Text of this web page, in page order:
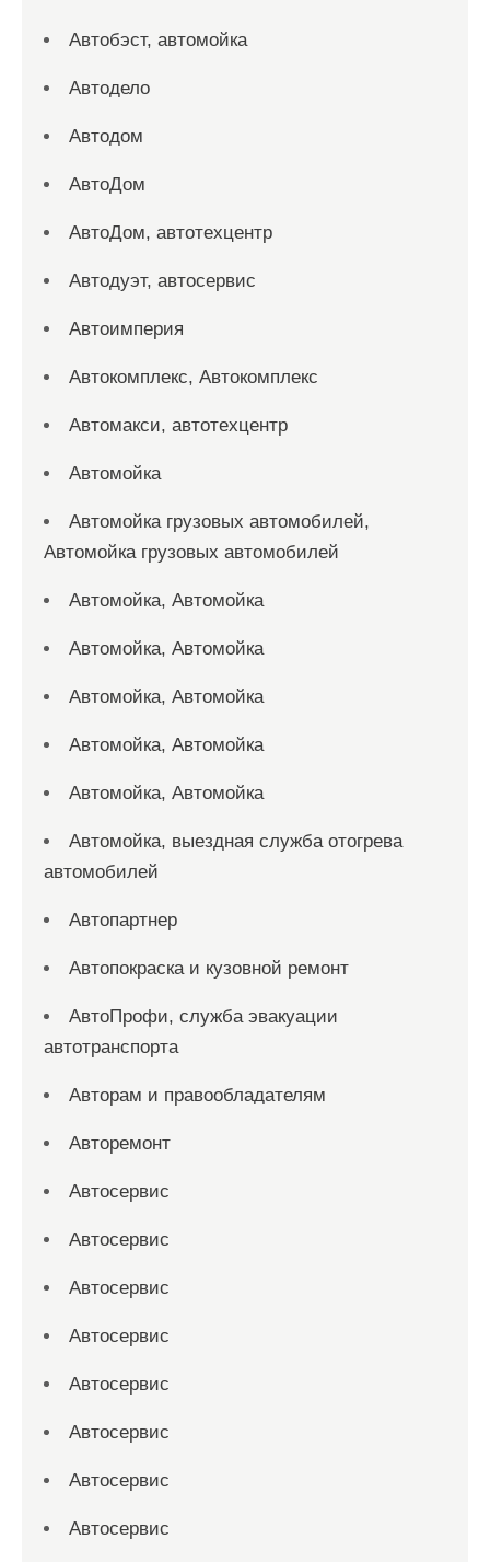
Автобэст, автомойка
Автодело
Автодом
АвтоДом
АвтоДом, автотехцентр
Автодуэт, автосервис
Автоимперия
Автокомплекс, Автокомплекс
Автомакси, автотехцентр
Автомойка
Автомойка грузовых автомобилей,
Автомойка грузовых автомобилей
Автомойка, Автомойка
Автомойка, Автомойка
Автомойка, Автомойка
Автомойка, Автомойка
Автомойка, Автомойка
Автомойка, выездная служба отогрева
автомобилей
Автопартнер
Автопокраска и кузовной ремонт
АвтоПрофи, служба эвакуации
автотранспорта
Авторам и правообладателям
Авторемонт
Автосервис
Автосервис
Автосервис
Автосервис
Автосервис
Автосервис
Автосервис
Автосервис